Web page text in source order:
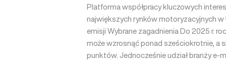
Platforma współpracy kluczowych
największych rynków motoryzacyjnych
emisji Wybrane zagadnienia Do 2025 r.
może wzrosnąć ponad sześciokrotnie, a
punktów. Jednocześnie udział branży e-